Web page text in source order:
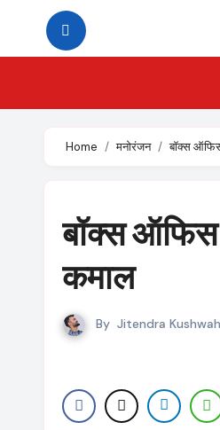
content
Home मनोरंजन बॉक्स
बॉक्स ऑफिस
कमाल
By Jitendra